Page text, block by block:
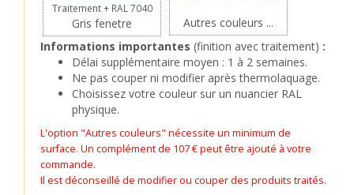
Traitement + RAL 7040
Gris fenetre
Autres couleurs ...
Informations importantes (finition avec traitement) :
Délai supplémentaire moyen : 1 à 2 semaines.
Ne pas couper ni modifier après thermolaquage.
Choisissez votre couleur sur un nuancier RAL
physique.
L'option "Autres couleurs" nécessite un minimum de
surface. Un complément de 107 € peut être ajouté à votre
commande.
Il est déconseillé de modifier ou couper des produits traités.